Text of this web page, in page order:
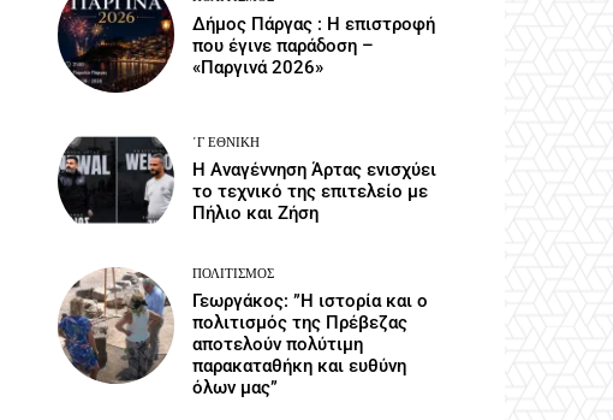
Δήμος Πάργας : Η επιστροφή
που έγινε παράδοση –
«Παργινά 2026»
΄Γ ΕΘΝΙΚΉ
Η Αναγέννηση Άρτας ενισχύει
το τεχνικό της επιτελείο με
Πήλιο και Ζήση
ΠΟΛΙΤΙΣΜΌΣ
Γεωργάκος: ”Η ιστορία και ο
πολιτισμός της Πρέβεζας
αποτελούν πολύτιμη
παρακαταθήκη και ευθύνη
όλων μας”